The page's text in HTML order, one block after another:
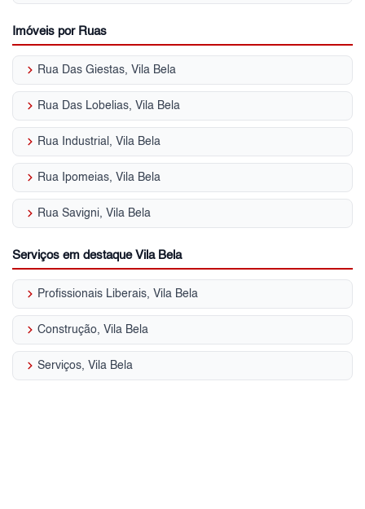
Imóveis por Ruas
keyboard_arrow_right Rua Das Giestas, Vila Bela
keyboard_arrow_right Rua Das Lobelias, Vila Bela
keyboard_arrow_right Rua Industrial, Vila Bela
keyboard_arrow_right Rua Ipomeias, Vila Bela
keyboard_arrow_right Rua Savigni, Vila Bela
Serviços em destaque Vila Bela
keyboard_arrow_right Profissionais Liberais, Vila Bela
keyboard_arrow_right Construção, Vila Bela
keyboard_arrow_right Serviços, Vila Bela